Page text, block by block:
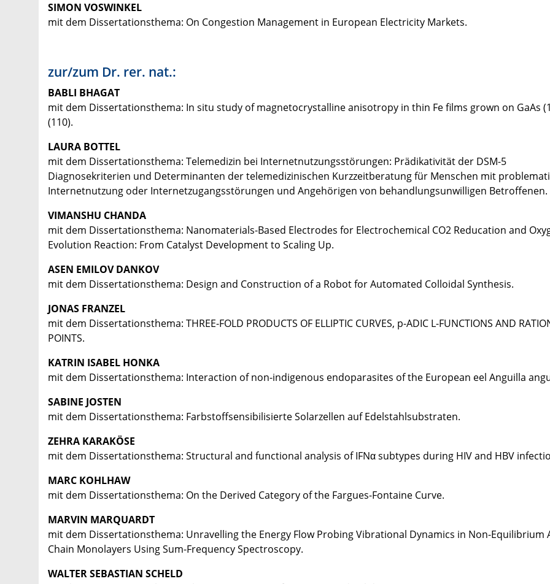
SIMON VOSWINKEL
mit dem Dissertationsthema: On Congestion Management in European Electricity Markets.
zur/zum Dr. rer. nat.:
BABLI BHAGAT
mit dem Dissertationsthema: In situ study of magnetocrystalline anisotropy in thin Fe films grown on GaAs
(110).
LAURA BOTTEL
mit dem Dissertationsthema: Telemedizin bei Internetnutzungsstörungen: Prädikativität der DSM-5
Diagnosekriterien und Determinanten der telemedizinischen Kurzzeitberatung für Menschen mit
Internetnutzung oder Internetzugangsstörungen und Angehörigen von behandlungsunwilligen Betroffenen.
VIMANSHU CHANDA
mit dem Dissertationsthema: Nanomaterials-Based Electrodes for Electrochemical CO2 Reducation and
Evolution Reaction: From Catalyst Development to Scaling Up.
ASEN EMILOV DANKOV
mit dem Dissertationsthema: Design and Construction of a Robot for Automated Colloidal Synthesis.
JONAS FRANZEL
mit dem Dissertationsthema: THREE-FOLD PRODUCTS OF ELLIPTIC CURVES, p-ADIC L-FUNCTIONS AND
POINTS.
KATRIN ISABEL HONKA
mit dem Dissertationsthema: Interaction of non-indigenous endoparasites of the European eel Anguilla
SABINE JOSTEN
mit dem Dissertationsthema: Farbstoffsensibilisierte Solarzellen auf Edelstahlsubstraten.
ZEHRA KARAKÖSE
mit dem Dissertationsthema: Structural and functional analysis of IFNα subtypes during HIV and HBV
MARC KOHLHAW
mit dem Dissertationsthema: On the Derived Category of the Fargues-Fontaine Curve.
MARVIN MARQUARDT
mit dem Dissertationsthema: Unravelling the Energy Flow Probing Vibrational Dynamics in Non-Equilibrium
Chain Monolayers Using Sum-Frequency Spectroscopy.
WALTER SEBASTIAN SCHELD